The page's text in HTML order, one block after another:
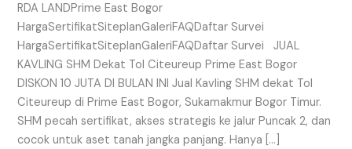
RDA LANDPrime East Bogor
HargaSertifikatSiteplanGaleriFAQDaftar Survei
HargaSertifikatSiteplanGaleriFAQDaftar Survei JUAL
KAVLING SHM Dekat Tol Citeureup Prime East Bogor
DISKON 10 JUTA DI BULAN INI Jual Kavling SHM dekat Tol
Citeureup di Prime East Bogor, Sukamakmur Bogor Timur.
SHM pecah sertifikat, akses strategis ke jalur Puncak 2, dan
cocok untuk aset tanah jangka panjang. Hanya […]